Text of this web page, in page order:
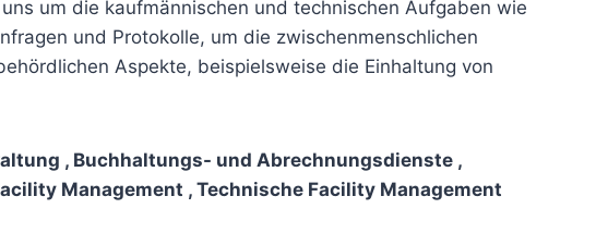
um die kaufmännischen und technischen Aufgaben wie
und Protokolle, um die zwischenmenschlichen
Aspekte, beispielsweise die Einhaltung von
, Buchhaltungs- und Abrechnungsdienste ,
Management , Technische Facility Management